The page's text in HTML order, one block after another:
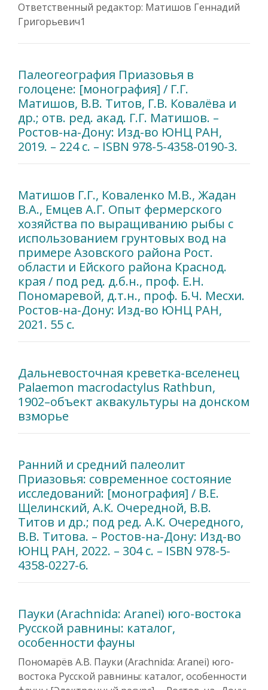
Ответственный редактор: Матишов Геннадий
Григорьевич1
Палеогеография Приазовья в
голоцене: [монография] / Г.Г.
Матишов, В.В. Титов, Г.В. Ковалёва и
др.; отв. ред. акад. Г.Г. Матишов. –
Ростов-на-Дону: Изд-во ЮНЦ РАН,
2019. – 224 с. – ISBN 978-5-4358-0190-3.
Матишов Г.Г., Коваленко М.В., Жадан
В.А., Емцев А.Г. Опыт фермерского
хозяйства по выращиванию рыбы с
использованием грунтовых вод на
примере Азовского района Рост.
области и Ейского района Краснод.
края / под ред. д.б.н., проф. Е.Н.
Пономаревой, д.т.н., проф. Б.Ч. Месхи.
Ростов-на-Дону: Изд-во ЮНЦ РАН,
2021. 55 с.
Дальневосточная креветка-вселенец
Palaemon macrodactylus Rathbun,
1902–объект аквакультуры на донском
взморье
Ранний и средний палеолит
Приазовья: современное состояние
исследований: [монография] / В.Е.
Щелинский, А.К. Очередной, В.В.
Титов и др.; под ред. А.К. Очередного,
В.В. Титова. – Ростов-на-Дону: Изд-во
ЮНЦ РАН, 2022. – 304 с. – ISBN 978-5-
4358-0227-6.
Пауки (Arachnida: Aranei) юго-востока
Русской равнины: каталог,
особенности фауны
Пономарёв А.В. Пауки (Arachnida: Aranei) юго-
востока Русской равнины: каталог, особенности